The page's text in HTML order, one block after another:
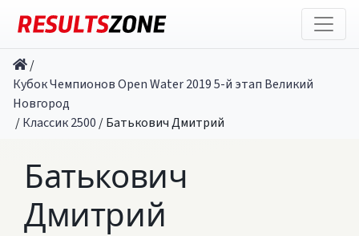
/
Кубок Чемпионов Open Water 2019 5-й этап Великий
Новгород
/Классик 2500 /Батькович Дмитрий
Батькович
Дмитрий